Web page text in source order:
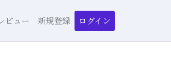
ビュー 新規登録 ログイン